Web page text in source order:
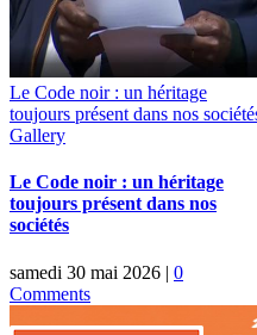
Le Code noir : un héritage
toujours présent dans nos
Gallery
Le Code noir : un héritage
toujours présent dans nos
sociétés
samedi 30 mai 2026 | 0
Comments